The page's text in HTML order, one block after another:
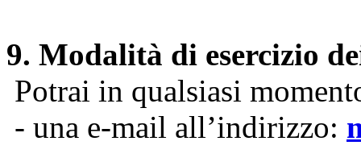
9. Modalità di esercizio
Potrai in qualsiasi
- una e-mail all’indirizzo: